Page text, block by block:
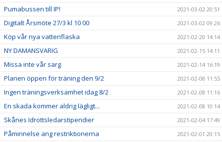
Pumabussen till IP! 2021-03-02 20:51
Digitalt Årsmöte 27/3 kl 10 00 2021-03-02 09:26
Köp vår nya vattenflaska 2021-02-20 14:14
NY DAMANSVARIG 2021-02-15 14:11
Missa inte vår sarg 2021-02-14 16:19
Planen öppen för träning den 9/2 2021-02-08 11:55
Ingen träningsverksamhet idag 8/2 2021-02-08 11:16
En skada kommer aldrig lägligt... 2021-02-08 10:14
Skånes Idrottsledarstipendier 2021-02-04 17:49
Påminnelse ang restriktionerna 2021-02-01 20:15